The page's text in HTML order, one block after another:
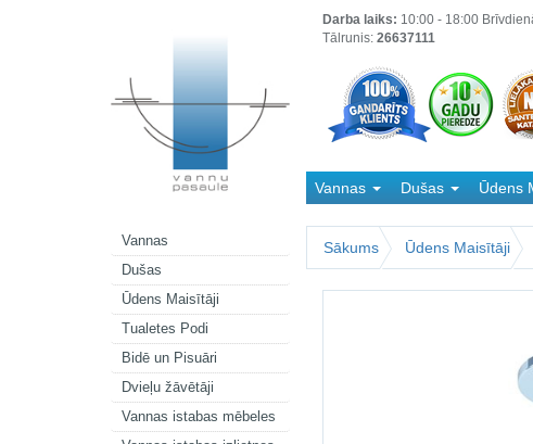
Vannas
Dušas
Ūdens Maisītāji
Tualetes Podi
Bidē un Pisuāri
Dvieļu žāvētāji
Vannas istabas mēbeles
Darba laiks: 10:00 - 18:00
Tālrunis: 26637111
Vannas Dušas Ūdens
Sākums
Ūdens Maisītāji